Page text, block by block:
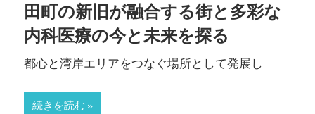
田町の新旧が融合する街と多彩な
内科医療の今と未来を探る
都心と湾岸エリアをつなぐ場所として発展し
続きを読む